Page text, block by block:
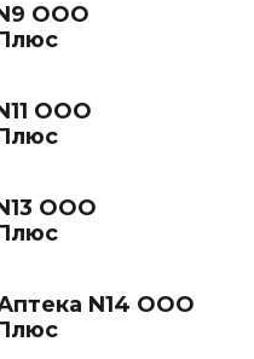
ООО
ООО
ООО
N14 ООО